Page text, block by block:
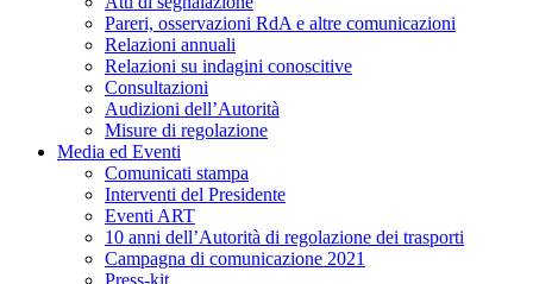
Pareri, osservazioni RdA e altre comunicazioni
Relazioni annuali
Relazioni su indagini conoscitive
Consultazioni
Audizioni dell’Autorità
Misure di regolazione
Media ed Eventi
Comunicati stampa
Interventi del Presidente
Eventi ART
10 anni dell’Autorità di regolazione dei trasporti
Campagna di comunicazione 2021
Press-kit